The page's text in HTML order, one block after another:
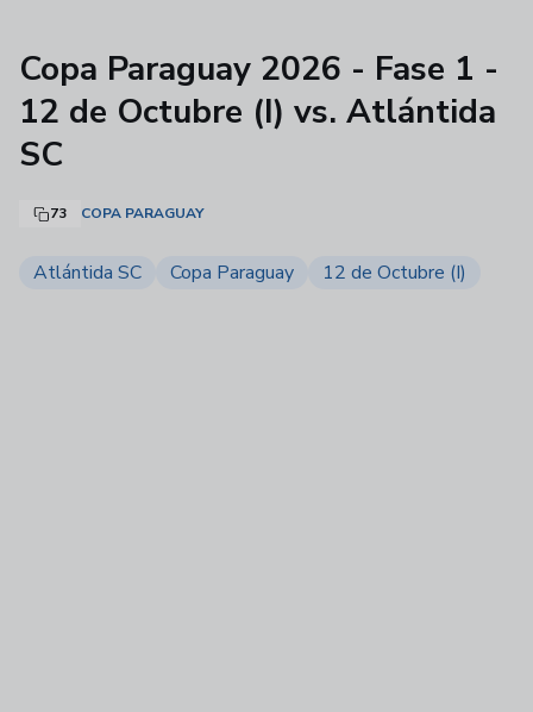
Copa Paraguay 2026 - Fase 1 -
12 de Octubre (I) vs. Atlántida
SC
73 COPA PARAGUAY
Atlántida SC Copa Paraguay 12 de Octubre (I)